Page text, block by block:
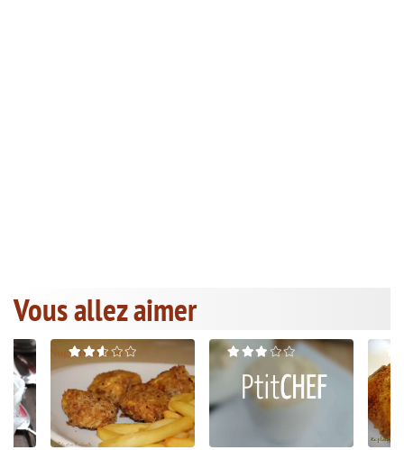
Vous allez aimer